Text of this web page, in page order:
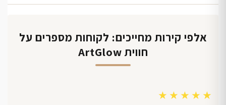
אלפי קירות מחייכים: לקוחות מספרים על
חווית ArtGlow
★★★★★